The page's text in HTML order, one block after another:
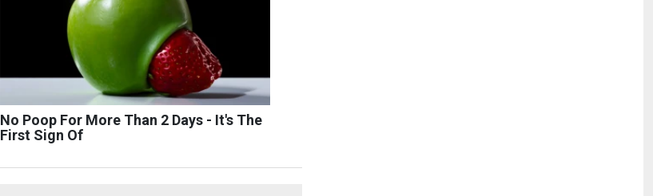
No Poop For More Than 2 Days - It's The
First Sign Of